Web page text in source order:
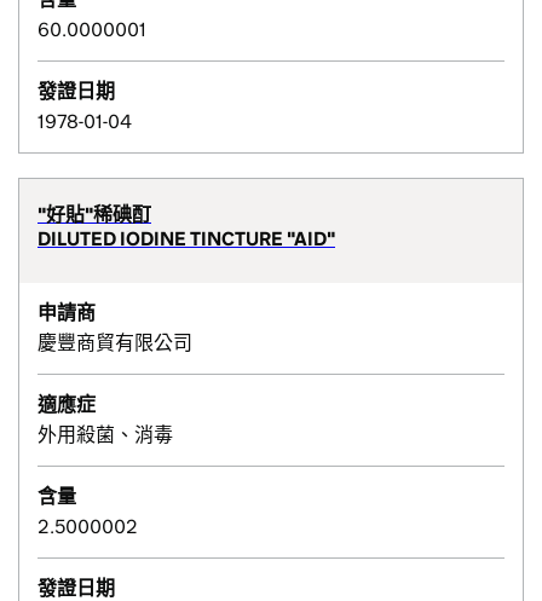
60.0000001
發證日期
1978-01-04
"好貼"稀碘酊
DILUTED IODINE TINCTURE "AID"
申請商
慶豐商貿有限公司
適應症
外用殺菌、消毒
含量
2.5000002
發證日期